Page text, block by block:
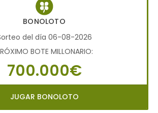
BONOLOTO
del día 06-08-2026
BOTE MILLONARIO:
700.000€
JUGAR BONOLOTO